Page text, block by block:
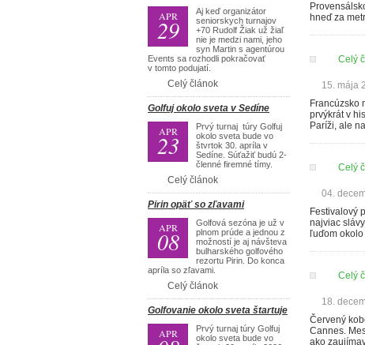
APR
29
Aj keď organizátor
seniorskych turnajov
+70 Rudolf Žiak už žiaľ
nie je medzi nami, jeho
syn Martin s agentúrou
Events sa rozhodli pokračovať
v tomto podujatí.
Celý článok
Golfuj okolo sveta v Sedíne
APR
23
Prvý turnaj túry Golfuj
okolo sveta bude vo
štvrtok 30. apríla v
Sedíne. Súťažiť budú 2-
členné firemné tímy.
Celý článok
Pirin opäť so zľavami
APR
08
Golfová sezóna je už v
plnom prúde a jednou z
možností je aj návšteva
bulharského golfového
rezortu Pirin. Do konca
apríla so zľavami.
Celý článok
Golfovanie okolo sveta štartuje
APR
Prvý turnaj túry Golfuj
okolo sveta bude vo
hneď za
Celý
15. mája
Francúzsko
prvýkrát v
Paríži, ale
Celý
04.
Festivalový
najviac
ľuďom
Celý
18.
Červený
Cannes.
ako